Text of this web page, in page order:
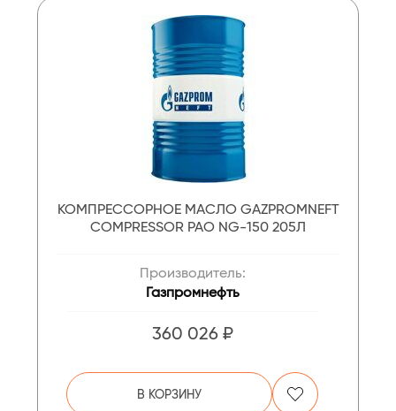
КОМПРЕССОРНОЕ МАСЛО GAZPROMNEFT
COMPRESSOR PAO NG-150 205Л
Производитель:
Газпромнефть
360 026 ₽
В КОРЗИНУ